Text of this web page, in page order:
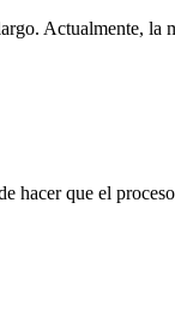
Actualmente, la
hacer que el